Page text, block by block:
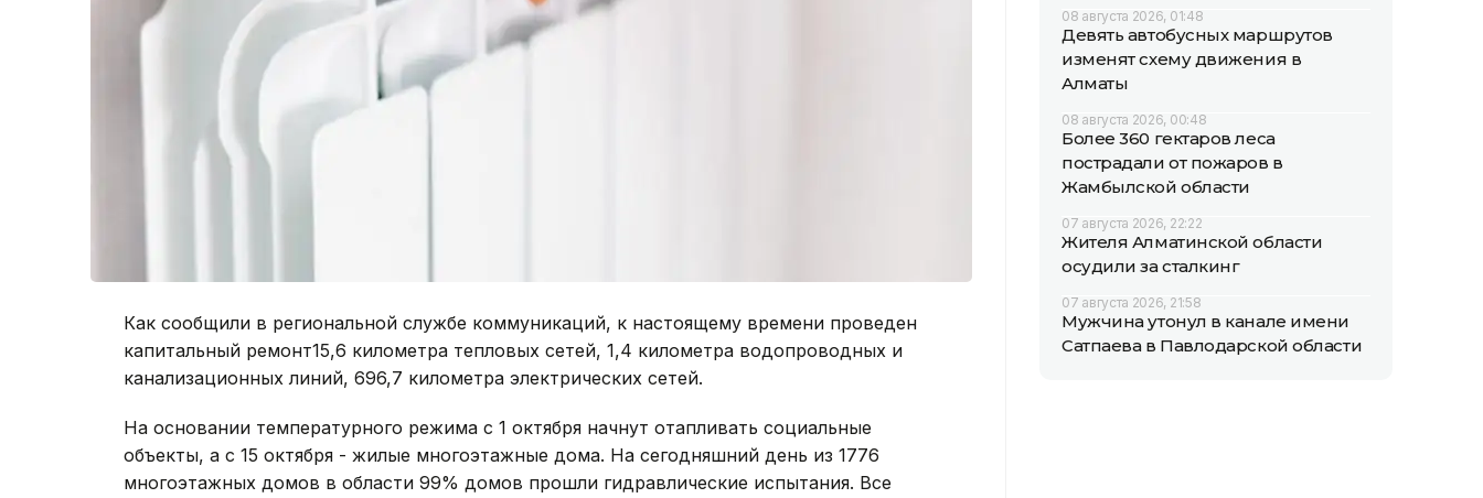
Как сообщили в региональной службе коммуникаций, к настоящему времени проведен
капитальный ремонт15,6 километра тепловых сетей, 1,4 километра водопроводных и
канализационных линий, 696,7 километра электрических сетей.
На основании температурного режима с 1 октября начнут отапливать социальные
объекты, а с 15 октября - жилые многоэтажные дома. На сегодняшний день из 1776
многоэтажных домов в области 99% домов прошли гидравлические испытания. Все
08 августа 2026, 01:48
Девять автобусных маршрутов
изменят схему движения в
Алматы
08 августа 2026, 00:48
Более 360 гектаров леса
пострадали от пожаров в
Жамбылской области
07 августа 2026, 22:22
Жителя Алматинской области
осудили за сталкинг
07 августа 2026, 21:58
Мужчина утонул в канале имени
Сатпаева в Павлодарской области